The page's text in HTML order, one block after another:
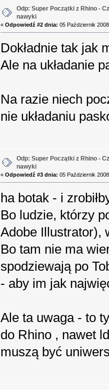
Odp: Super Początki z Rhino -
nawyki
«Odpowiedź #2 dnia: 05 Październik
Dokładnie tak jak
Ale na układanie
Na razie niech
nie układaniu
Odp: Super Początki z Rhino -
nawyki
«Odpowiedź #3 dnia: 05 Październik
ha botak - i
Bo ludzie, którzy
Adobe Illustrator),
Bo tam nie ma
spodziewają po
- aby im jak
Ale ta uwaga - to
do Rhino , nawet
muszą być